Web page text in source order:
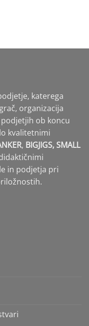
katerega
organizacija
ob koncu
kvalitetnimi
, BIGJIGS, SMALL
in podjetja pri